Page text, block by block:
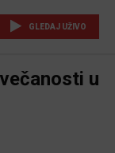
GLEDAJ UŽIVO
u